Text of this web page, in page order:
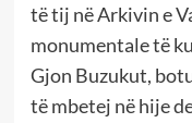
të tij në Arkivin e
monumentale të
Gjon Buzukut,
të mbetej në hije